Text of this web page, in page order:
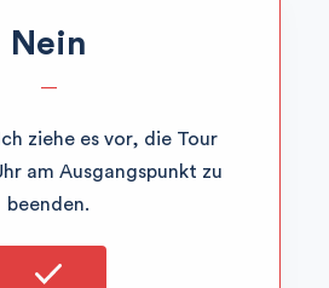
Nein
—
ziehe es vor, die Tour
am Ausgangspunkt zu
beenden.